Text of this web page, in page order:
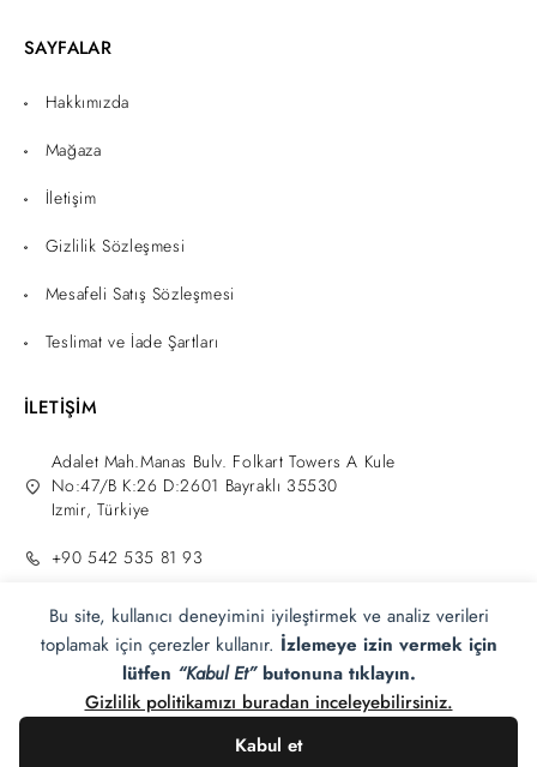
Bu site, kullanıcı deneyimini iyileştirmek ve analiz verileri
toplamak için çerezler kullanır. İzlemeye izin vermek için
lütfen “Kabul Et”butonuna tıklayın.
Gizlilik politikamızı buradan inceleyebilirsiniz.
Kabul et
SAYFALAR
Hakkımızda
Mağaza
İletişim
Gizlilik Sözleşmesi
Mesafeli Satış Sözleşmesi
Teslimat ve İade Şartları
İLETİŞİM
Adalet Mah.Manas Bulv. Folkart Towers A Kule
No:47/B K:26 D:2601 Bayraklı 35530
Izmir, Türkiye
+90 542 535 81 93
info@zahmeri.com